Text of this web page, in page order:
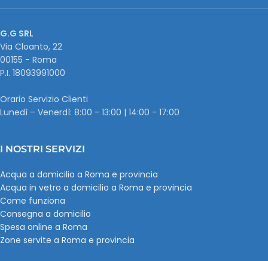
G.G SRL
Via Cloanto, 22
00155 - Roma
P.I. ‭18093991000
Orario Servizio Clienti
Lunedì – Venerdì: 8:00 - 13:00 | 14:00 - 17:00
I NOSTRI SERVIZI
Acqua a domicilio a Roma e provincia
Acqua in vetro a domicilio a Roma e provincia
Come funziona
Consegna a domicilio
Spesa online a Roma
Zone servite a Roma e provincia